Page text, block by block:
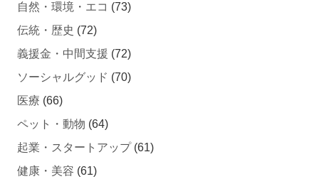
自然・環境・エコ (73)
伝統・歴史 (72)
義援金・中間支援 (72)
ソーシャルグッド (70)
医療 (66)
ペット・動物 (64)
起業・スタートアップ(61)
健康・美容 (61)